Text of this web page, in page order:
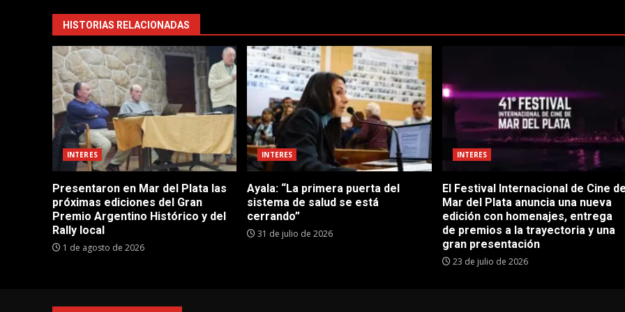
HISTORIAS RELACIONADAS
INTERES
Presentaron en Mar del Plata las
próximas ediciones del Gran
Premio Argentino Histórico y del
Rally local
1 de agosto de 2026
INTERES
Ayala: “La primera puerta del
sistema de salud se está
cerrando”
31 de julio de 2026
INTERES
El Festival Internacional de Cine
Mar del Plata anuncia una nueva
edición con homenajes, entrega
de premios a la trayectoria y una
gran presentación
23 de julio de 2026